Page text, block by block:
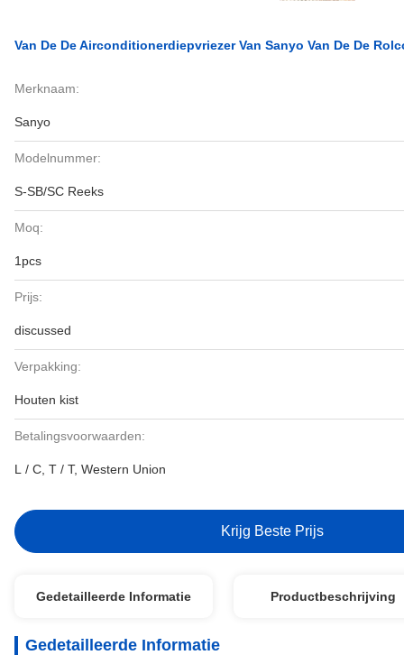
Van De De Airconditionerdiepvriezer Van Sanyo Van De De
Merknaam:
Sanyo
Modelnummer:
S-SB/SC Reeks
Moq:
1pcs
Prijs:
discussed
Verpakking:
Houten kist
Betalingsvoorwaarden:
L / C, T / T, Western Union
Krijg Beste Prijs
Gedetailleerde Informatie Productbeschrijving
Gedetailleerde Informatie